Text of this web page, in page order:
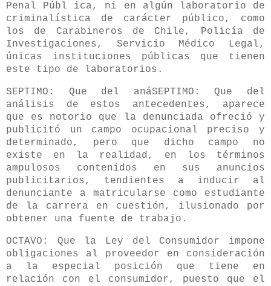
Penal Públ ica, ni en algún laboratorio de
criminalística de carácter público, como
los de Carabineros de Chile, Policía de
Investigaciones, Servicio Médico Legal,
únicas instituciones públicas que tienen
este tipo de laboratorios.
SEPTIMO: Que del anáSEPTIMO: Que del
análisis de estos antecedentes, aparece
que es notorio que la denunciada ofreció y
publicitó un campo ocupacional preciso y
determinado, pero que dicho campo no
existe en la realidad, en los términos
ampulosos contenidos en sus anuncios
publicitarios, tendientes a inducir al
denunciante a matricularse como estudiante
de la carrera en cuestión, ilusionado por
obtener una fuente de trabajo.
OCTAVO: Que la Ley del Consumidor impone
obligaciones al proveedor en consideración
a la especial posición que tiene en
relación con el consumidor, puesto que el